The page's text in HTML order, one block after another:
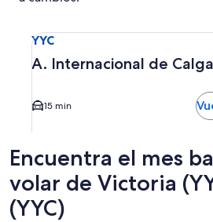
YYC
A. Internacional de
15 min
Encuentra el mes
volar de Victoria
(YYC)